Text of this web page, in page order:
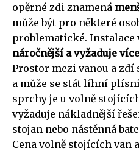
opěrné zdi znamená
může být pro některé
problematické. Instalace
náročnější a vyžaduje
Prostor mezi vanou a zdí
a může se stát líhní
sprchy je u volně
vyžaduje nákladnější
stojan nebo nástěnná
Cena volně stojících van